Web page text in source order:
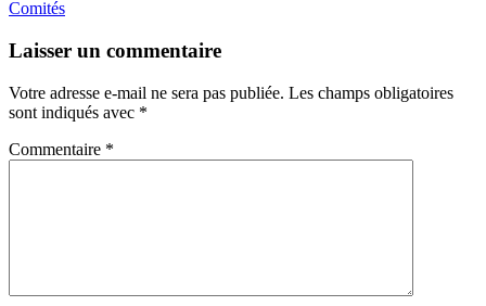
le
Comités
Laisser un commentaire
Votre adresse e-mail ne sera pas publiée. Les champs obligatoires
sont indiqués avec *
Commentaire *